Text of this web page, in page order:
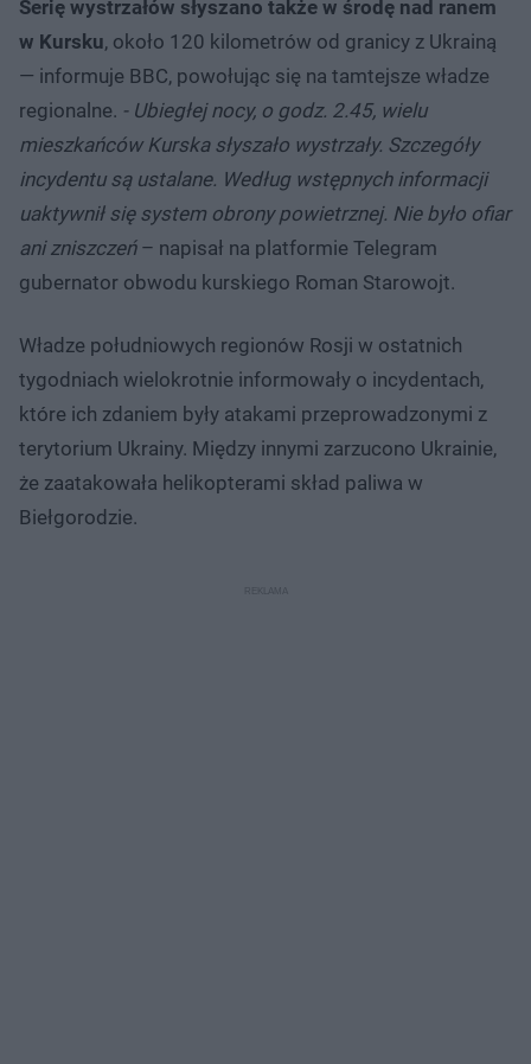
Serię wystrzałów słyszano także w środę nad ranem
w Kursku, około 120 kilometrów od granicy z Ukrainą
— informuje BBC, powołując się na tamtejsze władze
regionalne. - Ubiegłej nocy, o godz. 2.45, wielu
mieszkańców Kurska słyszało wystrzały. Szczegóły
incydentu są ustalane. Według wstępnych informacji
uaktywnił się system obrony powietrznej. Nie było ofiar
ani zniszczeń– napisał na platformie Telegram
gubernator obwodu kurskiego Roman Starowojt.
Władze południowych regionów Rosji w ostatnich
tygodniach wielokrotnie informowały o incydentach,
które ich zdaniem były atakami przeprowadzonymi z
terytorium Ukrainy. Między innymi zarzucono Ukrainie,
że zaatakowała helikopterami skład paliwa w
Biełgorodzie.